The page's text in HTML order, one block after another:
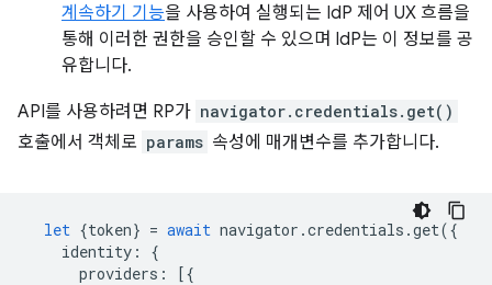
계속하기 기능을 사용하여 실행되는 IdP 제어 UX 흐름을
통해 이러한 권한을 승인할 수 있으며 IdP는 이 정보를 공
유합니다.
API를 사용하려면 RP가 navigator.credentials.get()
호출에서 객체로 params 속성에 매개변수를 추가합니다.
let {token} = await navigator .credentials .get({
identity :
{
providers :
[{